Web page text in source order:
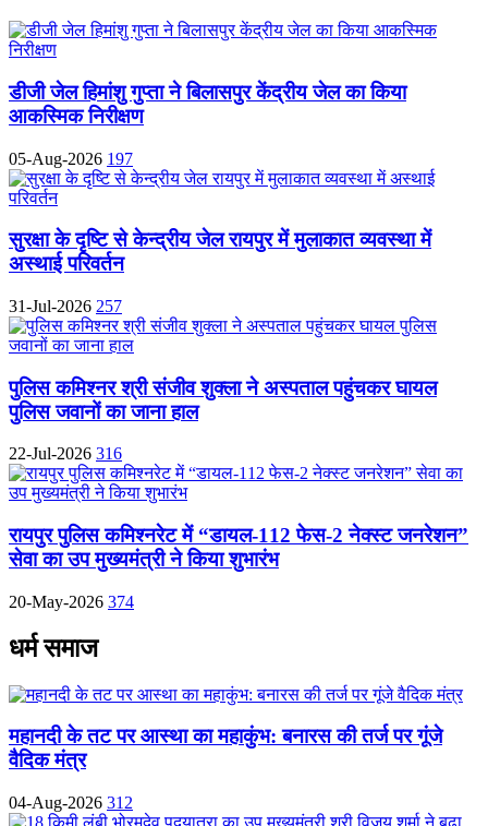
डीजी जेल हिमांशु गुप्ता ने बिलासपुर केंद्रीय जेल का किया
आकस्मिक निरीक्षण
05-Aug-2026 197
सुरक्षा के दृष्टि से केन्द्रीय जेल रायपुर में मुलाकात व्यवस्था में
अस्थाई परिवर्तन
31-Jul-2026 257
पुलिस कमिश्नर श्री संजीव शुक्ला ने अस्पताल पहुंचकर घायल
पुलिस जवानों का जाना हाल
22-Jul-2026 316
रायपुर पुलिस कमिश्नरेट में “डायल-112 फेस-2 नेक्स्ट जनरेशन”
सेवा का उप मुख्यमंत्री ने किया शुभारंभ
20-May-2026 374
धर्म समाज
महानदी के तट पर आस्था का महाकुंभ: बनारस की तर्ज पर गूंजे
वैदिक मंत्र
04-Aug-2026 312